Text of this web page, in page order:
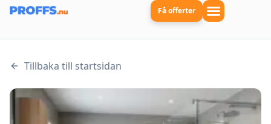
Få offerter
Tillbaka till startsidan